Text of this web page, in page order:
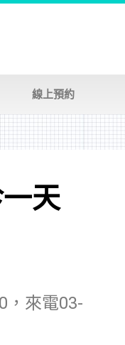
線上預約
天
，來電03-